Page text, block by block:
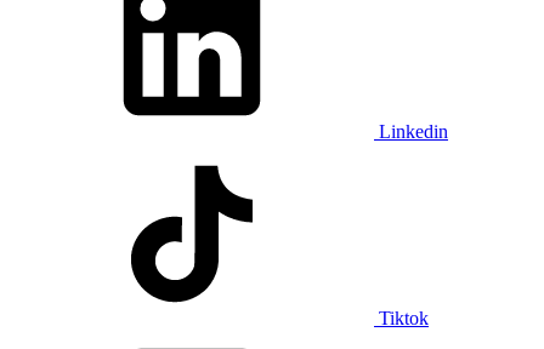
Linkedin
Tiktok